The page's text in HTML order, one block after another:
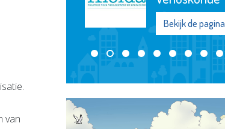
van
Bekijk de pagina